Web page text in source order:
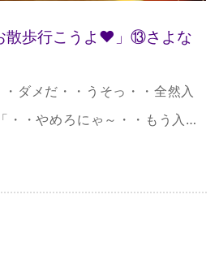
散歩行こうよ❤」⑬さよな
ダメだ・・うそっ・・全然入
・・やめろにゃ～・・もう入ら
るぅ・・いていていて・・」